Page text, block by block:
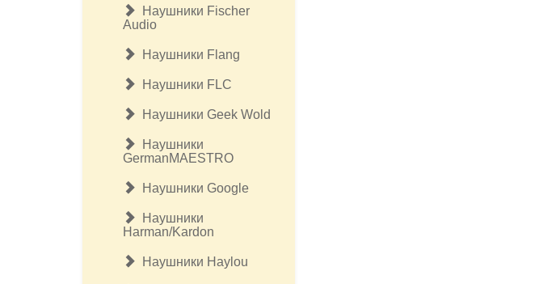
Наушники Fischer
Audio
Наушники Flang
Наушники FLC
Наушники Geek Wold
Наушники
GermanMAESTRO
Наушники Google
Наушники
Harman/Kardon
Наушники Haylou